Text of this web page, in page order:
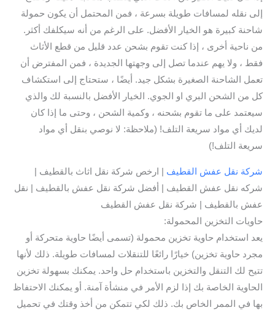
إلى نقله لمسافات طويلة بسرعة ، فمن المحتمل أن يكون حمولة
شاحنة كبيرة هو الخيار الأفضل. على الرغم من أنه سيكلفك أكثر.
من ناحية أخرى ، إذا كنت تقوم بشحن عدد قليل من قطع الأثاث
فقط ، ولا يهم عندما تصل إلى وجهتها الجديدة ، فمن المفترض أن
تعمل الشاحنة الصغيرة بشكل جيد. أيضًا ، ستحتاج إلى استكشاف
كل من الشحن البري او الجوي. الخيار الأفضل بالنسبة لك والذي
سيعتمد على ما تقوم بشحنه ، وكمية الشحن ، وحتى ما إذا كان
لديك أي مواد سريعة التلف! (ملاحظة: لا نوصي بنقل أي مواد
سريعة التلف!)
شركة نقل عفش القطيف | ارخص شركة نقل اثاث بالقطيف |
شركه نقل عفش القطيف | أفضل شركة نقل عفش بالقطيف | نقل
عفش بالقطيف | شركة نقل عفش القطيف
حاويات التخزين المحمولة:
يعد استخدام حاوية تخزين محمولة (تسمى أيضًا حاوية متحركة أو
مجرد حاوية تخزين) خيارًا رائعًا للتنقلات لمسافات طويلة. ذلك لأنها
تتيح لك التنقل والتخزين باستخدام حل واحد. يمكنك بسهولة تخزين
الحاوية الخاصة بك إذا لزم الأمر في منشأة آمنة. أو يمكنك الاحتفاظ
بها في الممر الخاص بك. ذلك لكي تتمكن من أخذ وقتك في تحميل